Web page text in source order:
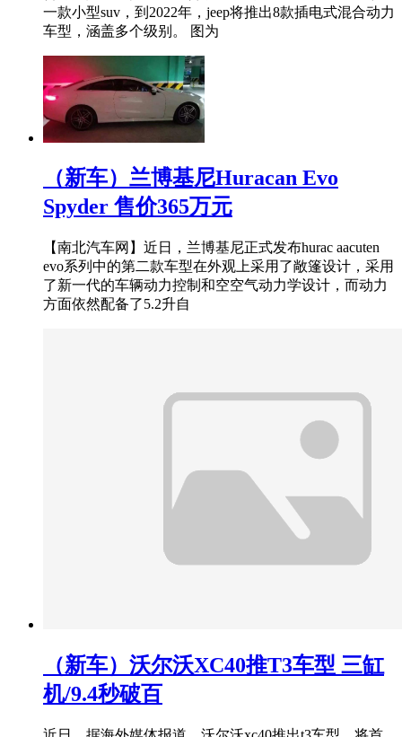
一款小型suv，到2022年，jeep将推出8款插电式混合动力
车型，涵盖多个级别。 图为
（新车）兰博基尼Huracan Evo
Spyder 售价365万元
【南北汽车网】近日，兰博基尼正式发布hurac aacuten
evo系列中的第二款车型在外观上采用了敞篷设计，采用
了新一代的车辆动力控制和空空气动力学设计，而动力
方面依然配备了5.2升自
（新车）沃尔沃XC40推T3车型 三缸
机/9.4秒破百